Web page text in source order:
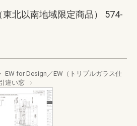
東北以南地域限定商品） 574-
EW for Design／EW（トリプルガラス仕
違い窓